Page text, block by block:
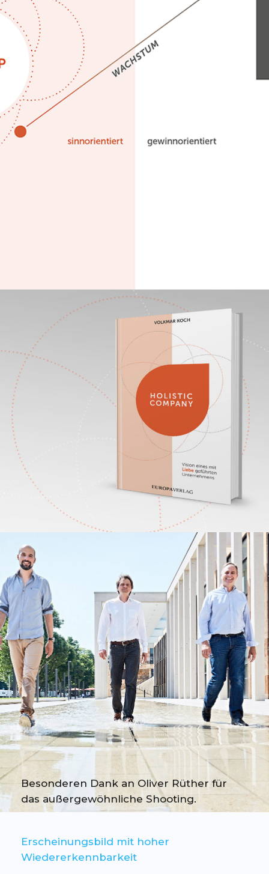
Besonderen Dank an Oliver Rüther für
das außergewöhnliche Shooting.
Erscheinungsbild mit hoher
Wiedererkennbarkeit